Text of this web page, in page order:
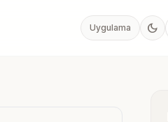
Uygulama dark_mode